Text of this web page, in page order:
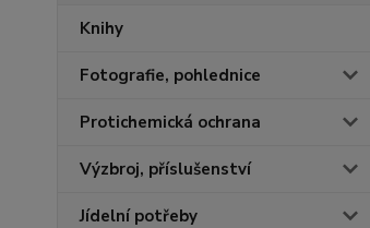
Knihy
Fotografie, pohlednice
Protichemická ochrana
Výzbroj, příslušenství
Jídelní potřeby